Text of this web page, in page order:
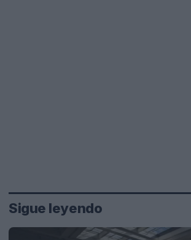
Sigue leyendo